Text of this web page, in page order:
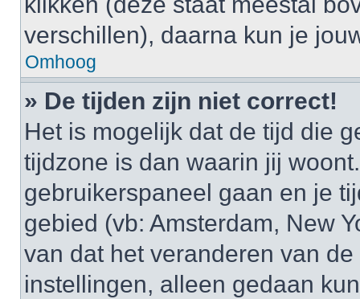
verschillen), daarna kun je
Omhoog
» De tijden zijn niet correct!
Het is mogelijk dat de tijd die
tijdzone is dan waarin jij
gebruikerspaneel gaan en je
gebied (vb: Amsterdam, New
van dat het veranderen van
instellingen, alleen gedaan